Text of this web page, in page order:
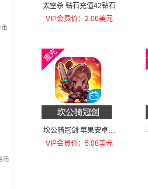
币
太空杀 钻石充值42钻石
VIP会员价：2.06美元
坎公骑冠剑 苹果安卓充
值每天召唤！礼包
VIP会员价：5.08美元